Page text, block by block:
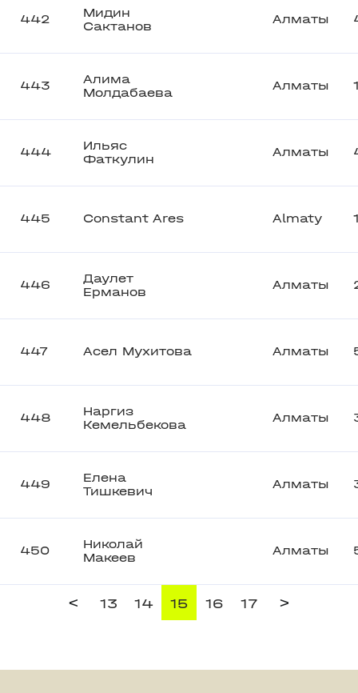
442
Мидин
Сактанов
Алматы
443
Алима
Молдабаева
Алматы
444
Ильяс
Фаткулин
Алматы
445 Constant Ares Almaty
446
Даулет
Ерманов
Алматы
447 Асел Мухитова Алматы
448
Наргиз
Кемельбекова
Алматы
449
Елена
Тишкевич
Алматы
450
Николай
Макеев
Алматы
< 13 14 15 16 17 >